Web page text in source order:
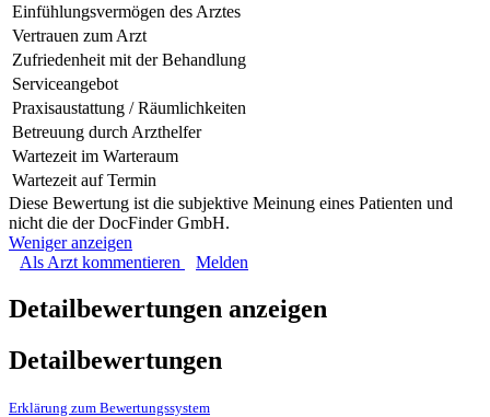
Einfühlungsvermögen des Arztes
Vertrauen zum Arzt
Zufriedenheit mit der Behandlung
Serviceangebot
Praxisaustattung / Räumlichkeiten
Betreuung durch Arzthelfer
Wartezeit im Warteraum
Wartezeit auf Termin
Diese Bewertung ist die subjektive Meinung eines Patienten und
nicht die der DocFinder GmbH.
Weniger anzeigen
Als Arzt kommentieren
Melden
Detailbewertungen anzeigen
Detailbewertungen
Erklärung zum Bewertungssystem